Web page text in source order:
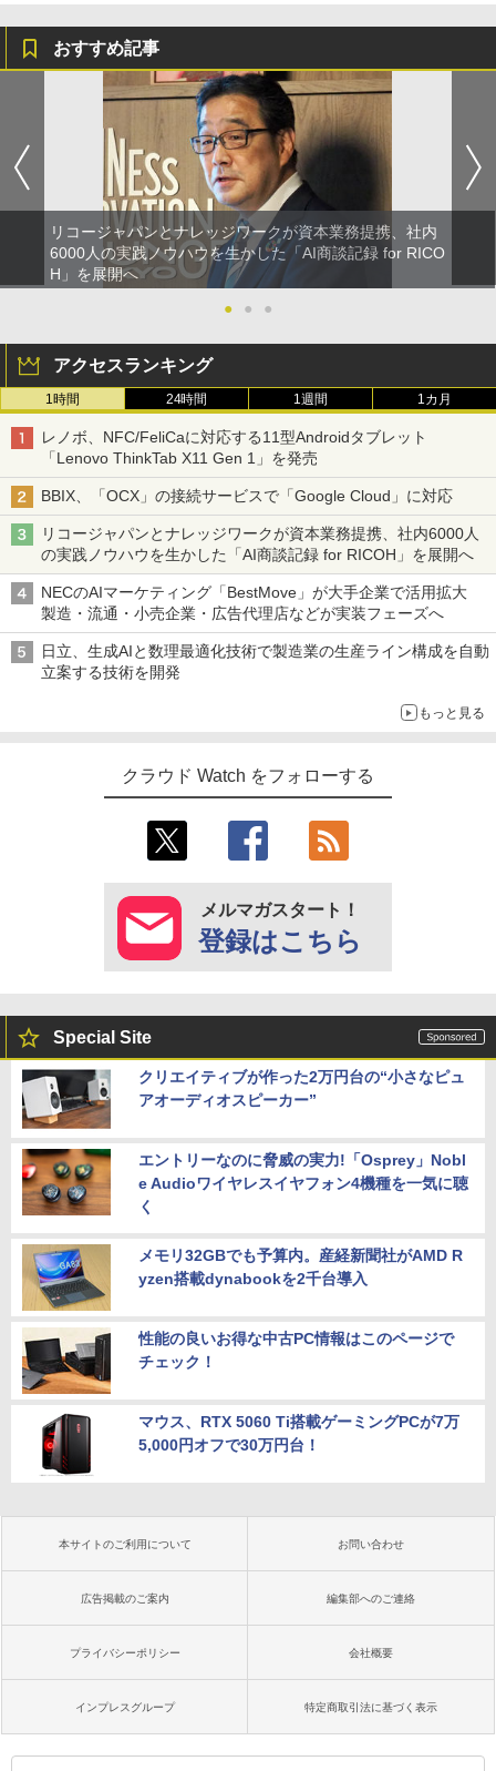
おすすめ記事
リコージャパンとナレッジワークが資本業務提携、社内
6000人の実践ノウハウを生かした「AI商談記録 for RICO
H」を展開へ
●
● ●
アクセスランキング
1時間 24時間 1週間 1カ月
レノボ、NFC/FeliCaに対応する11型Androidタブレット
「Lenovo ThinkTab X11 Gen 1」を発売
BBIX、「OCX」の接続サービスで「Google Cloud」に対応
リコージャパンとナレッジワークが資本業務提携、社内6000人
の実践ノウハウを生かした「AI商談記録 for RICOH」を展開へ
NECのAIマーケティング「BestMove」が大手企業で活用拡大
製造・流通・小売企業・広告代理店などが実装フェーズへ
日立、生成AIと数理最適化技術で製造業の生産ライン構成を自動
立案する技術を開発
もっと見る
クラウド Watch をフォローする
メルマガスタート！
登録はこちら
Special Site
クリエイティブが作った2万円台の“小さなピュ
アオーディオスピーカー”
エントリーなのに脅威の実力!「Osprey」Nobl
e Audioワイヤレスイヤフォン4機種を一気に聴
く
メモリ32GBでも予算内。産経新聞社がAMD R
yzen搭載dynabookを2千台導入
性能の良いお得な中古PC情報はこのページで
チェック！
マウス、RTX 5060 Ti搭載ゲーミングPCが7万
5,000円オフで30万円台！
本サイトのご利用について お問い合わせ
広告掲載のご案内 編集部へのご連絡
プライバシーポリシー 会社概要
インプレスグループ 特定商取引法に基づく表示